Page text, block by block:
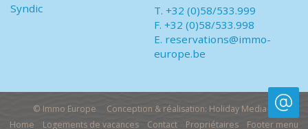
Syndic
T. +32 (0)58/533.999
F. +32 (0)58/533.998
E. reservations@immo-
europe.be
© Immo Europe
Conception & réalisation: Holiday Media
Home
Logements de vacances Contact Propriétaires Footer menu